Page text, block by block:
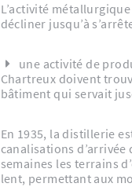
L’activité
décliner jusqu’à
une activité de
Chartreux doivent
bâtiment qui servait
En 1935, la distillerie est en grande partie détruite par un glissement de terrain. Une rupture dans les
canalisations
semaines les terrains
lent, permettant aux